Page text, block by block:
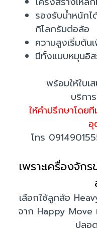
รองรับน้ำหนัก
กิโลกรัมต่อล้อ
ความสูงเริ่มต้
มีทั้งแบบหมุนอิ
พร้อมให้ใบเ
บริกา
ให้คำปรึกษาโดย
อุ
โทร
เพราะเครื่องจั
เลือกใช้ลูกล้อ
จาก Happy Move
ปลอ